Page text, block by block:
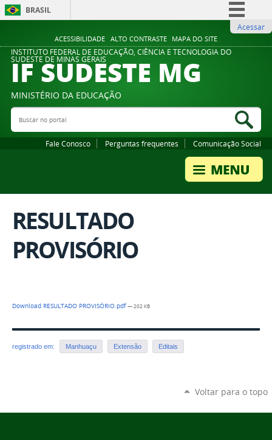
ACESSIBILIDADE ALTO CONTRASTE MAPA DO SITE
BRASIL
Comunica BR
Participe
Legislação
Acessar
INSTITUTO FEDERAL DE EDUCAÇÃO, CIÊNCIA E TECNOLOGIA DO
SUDESTE DE MINAS GERAIS
IF SUDESTE MG
MINISTÉRIO DA EDUCAÇÃO
Buscar no portal
Fale Conosco Perguntas frequentes Comunicação Social
RESULTADO
PROVISÓRIO
Download RESULTADO PROVISÓRIO.pdf— 202 KB
registrado em: Manhuaçu Extensão Editais
Voltar para o topo